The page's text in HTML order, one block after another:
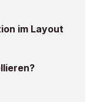
im Layout